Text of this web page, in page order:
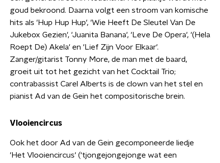
goud bekroond. Daarna volgt een stroom van komische
hits als 'Hup Hup Hup', 'Wie Heeft De Sleutel Van De
Jukebox Gezien', 'Juanita Banana', 'Leve De Opera', '(Hela
Roept De) Akela' en 'Lief Zijn Voor Elkaar'.
Zanger/gitarist Tonny More, de man met de baard,
groeit uit tot het gezicht van het Cocktail Trio;
contrabassist Carel Alberts is de clown van het stel en
pianist Ad van de Gein het compositorische brein.
Vlooiencircus
Ook het door Ad van de Gein gecomponeerde liedje
'Het Vlooiencircus' (‘tjongejongejonge wat een